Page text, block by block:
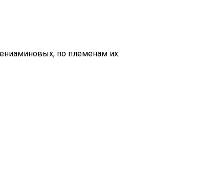
по племенам их.